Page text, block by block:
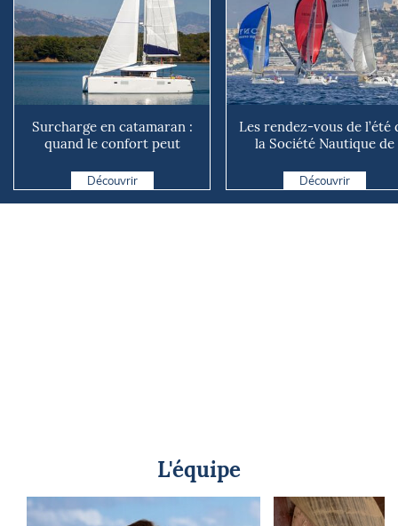
Surcharge en catamaran :
quand le confort peut
Découvrir
Les rendez-vous de l’été
la Société Nautique de
Découvrir
L'équipe